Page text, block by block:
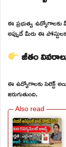
ఈ ప్రభుత్వ
అప్పుడే మీరు ఈ
జీతం
ఈ ఉద్యోగాలకు సెలెక్ట్
జరుగుతుంది.